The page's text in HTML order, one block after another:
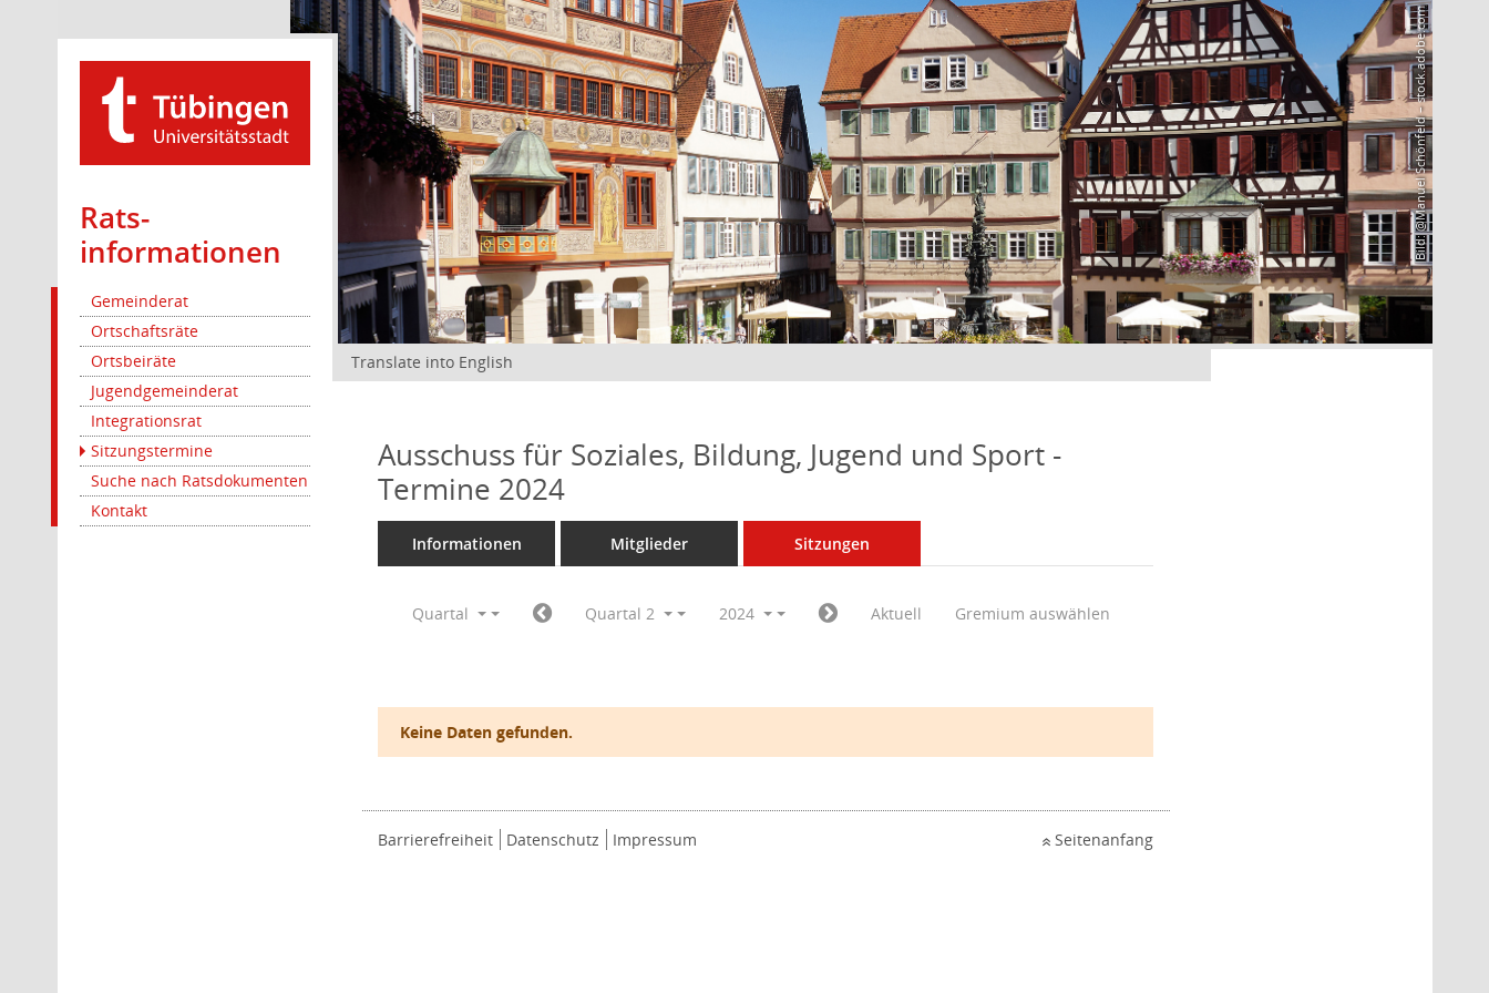
Rats­
informationen
Gemeinderat
Ortschaftsräte
Ortsbeiräte
Jugendgemeinderat
Integrationsrat
Sitzungstermine
Suche nach Ratsdokumenten
Kontakt
Bild: @Manuel Schönfeld – stock.adobe.com
Translate into English
Ausschuss für Soziales, Bildung, Jugend und Sport -
Termine 2024
Informationen Mitglieder Sitzungen
Quartal Quartal 2 2024 Aktuell Gremium auswählen
Keine Daten gefunden.
Barrierefreiheit Datenschutz Impressum Seitenanfang